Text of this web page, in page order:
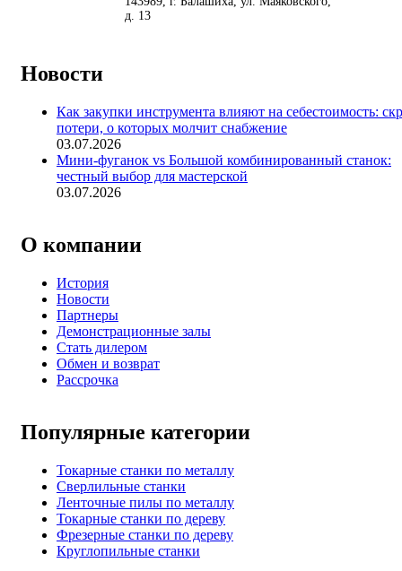
д. 13
Новости
Как закупки инструмента влияют на себестоимость:
потери, о которых молчит снабжение
03.07.2026
Мини-фуганок vs Большой комбинированный станок:
честный выбор для мастерской
03.07.2026
О компании
История
Новости
Партнеры
Демонстрационные залы
Стать дилером
Обмен и возврат
Рассрочка
Популярные категории
Токарные станки по металлу
Сверлильные станки
Ленточные пилы по металлу
Токарные станки по дереву
Фрезерные станки по дереву
Круглопильные станки